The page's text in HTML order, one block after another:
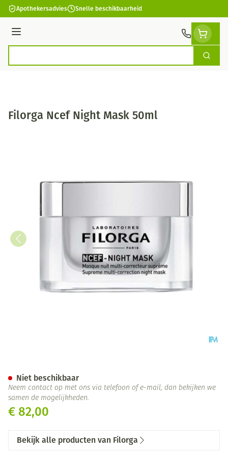
Ga naar de inhoud
Apothekersadvies Snelle beschikbaarheid
Menu
Zoek
Filorga Ncef Night Mask 50ml
€ 82,00
Niet beschikbaar
Neem contact op met ons via telefoon of e-mail, dan bekijken we
samen de mogelijkheden.
Bekijk alle producten van Filorga